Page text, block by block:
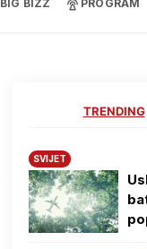
BIG BIZZ PROGRAM
TRENDING
SVIJET